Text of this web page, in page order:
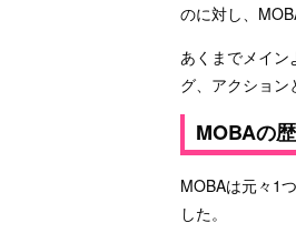
のに対し、
あくまでメイ
グ、アクション
MOBAの
MOBAは元々1
した。